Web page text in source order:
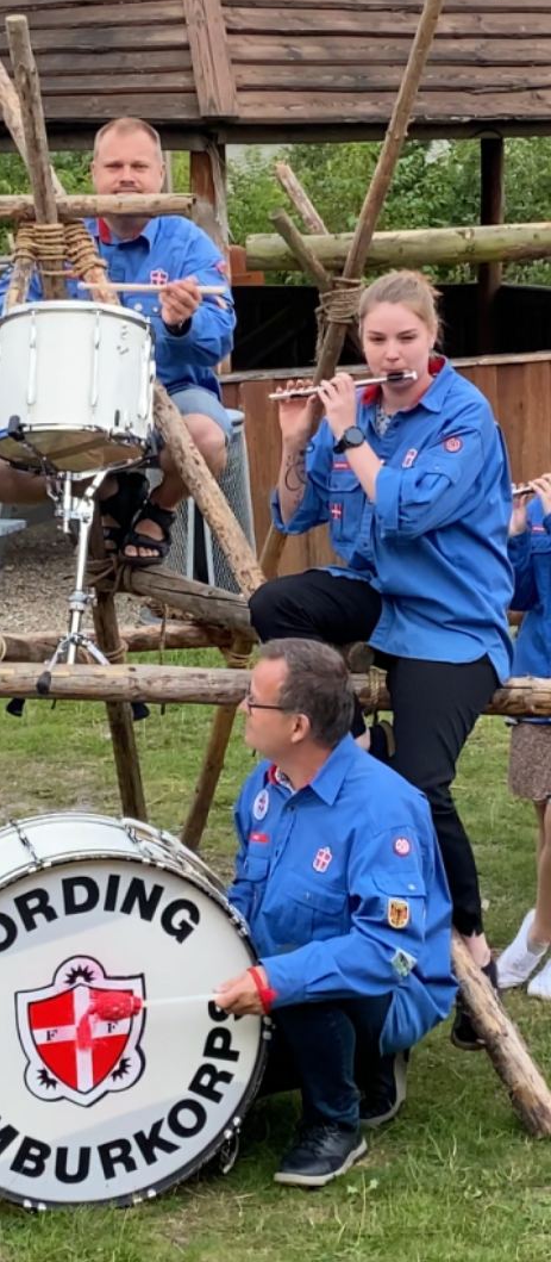
Her vil vi prøve at holde jer opdateret
med nyt omkring korpset og hvad vi
render og laver.
Klik og læs mere…